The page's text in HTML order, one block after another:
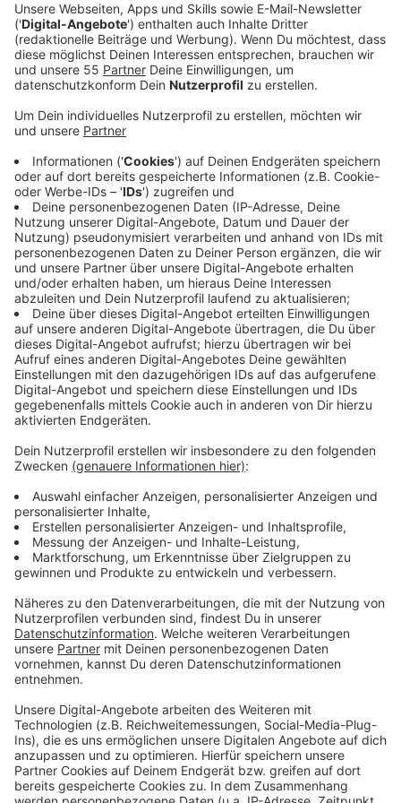
Anzeige
Mehrere Ratsmitglieder haben einen gemeinsamen
Antrag dazu gestellt; darunter Ratsfrau Björna Althoff
von der Partei Klimaliste Deutschland, die den Stein
dafür ins Rollen gebracht hat. Althoff erhofft sich im
Rat eine Mehrheit für ein Ende der Planung für einen
Surfpark am Elfrather See. Sie verweist auch auf die
Online-Petitions-Plattform change.org, wo sich mehr
als 10.400 Menschen gegen die Pläne gestellt haben.
Hauptkritikpunkt ist, dass ein teurer, wasser- und
energieintensiver Surfpark in Zeiten der Klimakrise
nicht zeitgemäß sei. Die Stadt käme ihrer Vorbildrolle
nicht nach und die Pläne seien eine Ignoranz
gegenüber drängenden Problemen. Zudem binde die
Planung Verwaltungspersonal und weiterhin sei nicht
bekannt, wer Träger des Vorhabens sein soll.
Begleitet wird die Ratssitzung von einer
Demonstration gegen das Großprojekt vor dem
Krefelder Seidenweberhaus. Los gehen soll es um
16:30 Uhr - und damit unmittelbar vor Beginn der
Ratssitzung um 17 Uhr. Zu der Demo haben der BUND
Krefeld, die Bürgerinitiative BIENE und Fridays for
Future aufgerufen. Alle drei Seiten sind gegen den Bau
eines Surfparks am Elfrather See. Vom BUND heißt es
beispielsweise: Eine Realisierung des Surfparks sei
unverantwortlich gegenüber Natur, Umwelt, Klima -
und damit auch gegenüber dem Wohl der
Allgemeinheit. Das Projekt müsse beendet werden -
auch, um mögliche juristische Schritte zu vermeiden,
heißt es von der Bürgerinitiative BIENE.
Anzeige